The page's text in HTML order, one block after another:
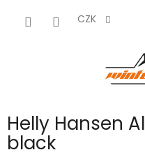
CZK
Helly Hansen
black